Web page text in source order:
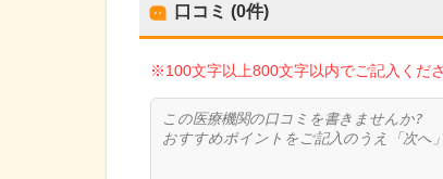
口コミ (0件)
※100文字以上800文字以内でご記入くだ